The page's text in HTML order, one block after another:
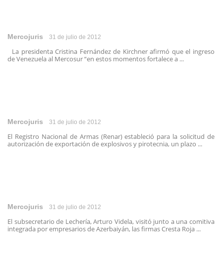
Mercojuris 31 de julio de 2012
La presidenta Cristina Fernández de Kirchner afirmó que el ingreso
de Venezuela al Mercosur “en estos momentos fortalece a ...
Mercojuris 31 de julio de 2012
El Registro Nacional de Armas (Renar) estableció para la solicitud de
autorización de exportación de explosivos y pirotecnia, un plazo ...
Mercojuris 31 de julio de 2012
El subsecretario de Lechería, Arturo Videla, visitó junto a una comitiva
integrada por empresarios de Azerbaiyán, las firmas Cresta Roja ...